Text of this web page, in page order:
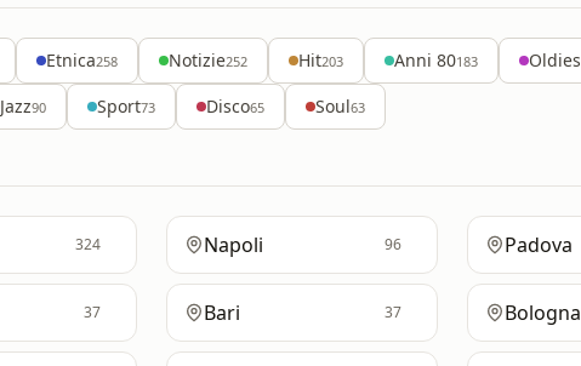
Etnica258 Notizie252 Hit203 Anni 80183 Oldies
Jazz90 Sport73 Disco65 Soul63
324 Napoli 96 Padova
37 Bari 37 Bologna